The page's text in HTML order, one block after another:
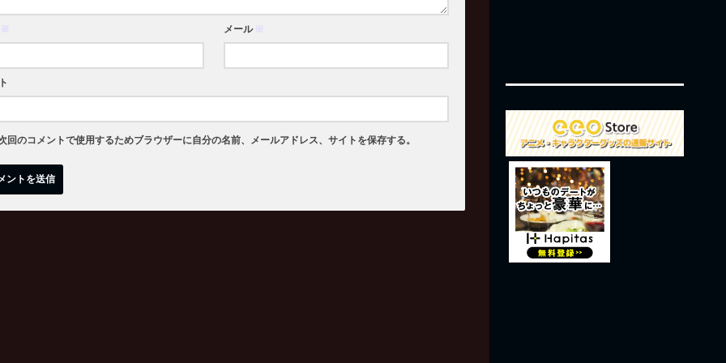
※ メール ※
回のコメントで使用するためブラウザーに自分の名前、メールアドレス、サイトを保存する。